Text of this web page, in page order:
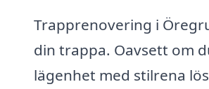
Trapprenovering i
din trappa. Oavsett om
lägenhet med stilrena